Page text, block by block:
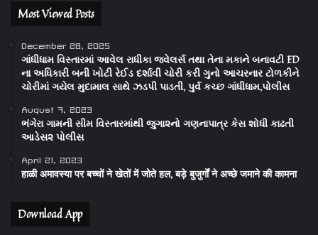
Most Viewed Posts
December 28, 2025
ગાંધીધામ વિસ્તારમાં આવેલ રાધીકા જવેલર્સ તથા તેના મકાને બનાવટી ED
ના અધિકારી બની ખોટી રેઈડ દર્શાવી ચોરી કરી ગુનો આચરનાર ટોળકીને
ચોરીમાં ગયેલ મુદામાલ સાથે ઝડપી પાડતી, પુર્વ કચ્છ ગાંધીધામ,પોલીસ
August 7, 2023
ભંગેરા ગામની સીમ વિસ્તારમાંથી જુગા૨નો ગણનાપાત્ર કેસ શોધી કાઢતી
આડેસ૨ પોલીસ
April 21, 2023
हाळी अमावस्या पर बच्चों ने खेतों में जोते हल, बड़े बुजुर्गों ने अच्छे जमाने की कामना
Download App